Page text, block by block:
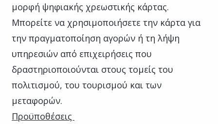
μορφή ψηφιακής χρεωστικής κάρτας.
Μπορείτε να χρησιμοποιήσετε την κάρτα για
την πραγματοποίηση αγορών ή τη λήψη
υπηρεσιών από επιχειρήσεις που
δραστηριοποιούνται στους τομείς του
πολιτισμού, του τουρισμού και των
μεταφορών.
Προϋποθέσεις